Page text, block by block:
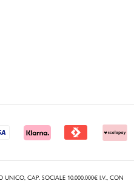
UNICO, CAP. SOCIALE 10.000.000€ I.V., CON